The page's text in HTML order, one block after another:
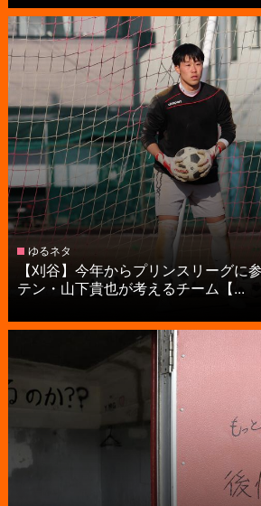
ゆるネタ
【刈谷】今年からプリンスリーグに
テン・山下貴也が考えるチーム【...